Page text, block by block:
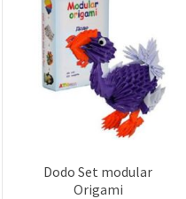
Dodo Set modular
Origami